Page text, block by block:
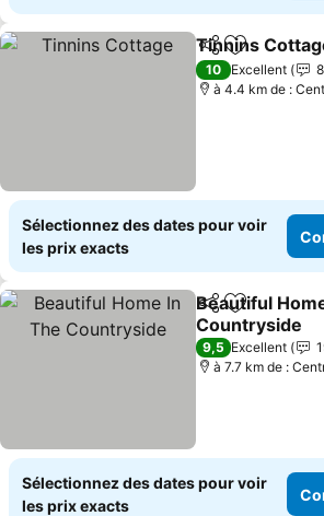
PartagerAjouter à
Tinnins
10 Excellent
8
à 4.4 km de :
Sélectionnez des dates pour voir
les prix exacts
PartagerAjouter à
Beautiful
Countryside
9,5 Excellent
à 7.7 km de :
Sélectionnez des dates pour voir
les prix exacts